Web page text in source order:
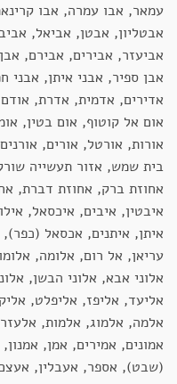
עמאר, אבו עמרה, אבו
אבטליון, אבטן, אביאל,
אביעזר, אבירים, אבירם,
אבן ספיר, אבני איתן,
אדירים, אדמית, אדרת,
אום אל קוטוף, אום בטין,
אורות, אורטל, אורים,
בית שמש, אזור תעשייה
אחוזת ברק, אחוזת דברת,
איבטין, איבים, איכסאל,
איתן, איתנים, אכסאל
עריאן, אל רום, אלומה,
אלוני אבא, אלוני הבשן,
אליעד, אליפז, אליפלט,
אלמה, אלמוג, אלמות,
אמונים, אמירים, אמן,
(שבט), אספר, אעבלין,